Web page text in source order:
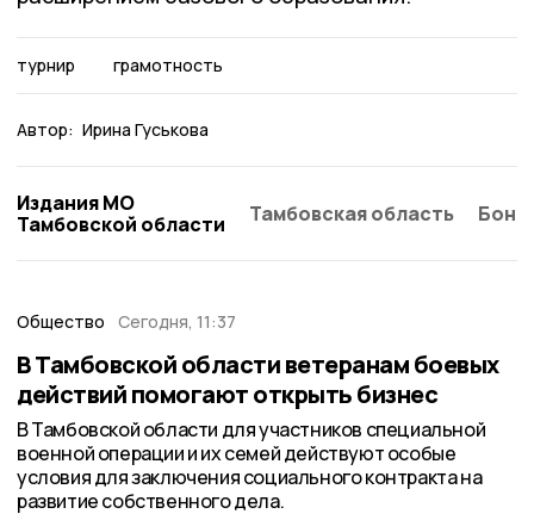
турнир грамотность
Автор: Ирина Гуськова
Издания МО
Тамбовской области
Тамбовская область
Общество Сегодня, 11:37
В Тамбовской области ветеранам боевых
действий помогают открыть бизнес
В Тамбовской области для участников специальной
военной операции и их семей действуют особые
условия для заключения социального контракта на
развитие собственного дела.